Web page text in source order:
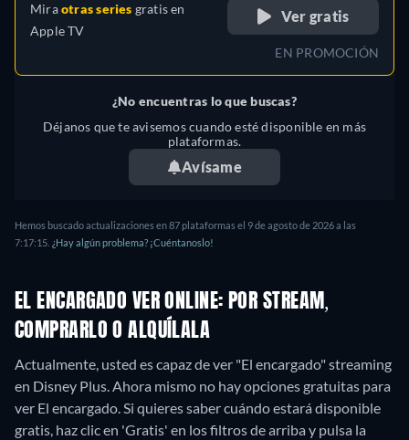
Miraotras series gratis en
Apple TV
Ver gratis
EN PROMOCIÓN
¿No encuentras lo que buscas?
Déjanos que te avisemos cuando esté disponible en más
plataformas.
Avísame
Hemos buscado actualizaciones en 87 plataformas el 9 de agosto de 2026 a las
7:17:15. ¿Hay algún problema? ¡Cuéntanoslo!
EL ENCARGADO VER ONLINE: POR STREAM,
COMPRARLO O ALQUÍLALA
Actualmente, usted es capaz de ver "El encargado" streaming
en Disney Plus.Ahora mismo no hay opciones gratuitas para
ver El encargado. Si quieres saber cuándo estará disponible
gratis, haz clic en 'Gratis' en los filtros de arriba y pulsa la